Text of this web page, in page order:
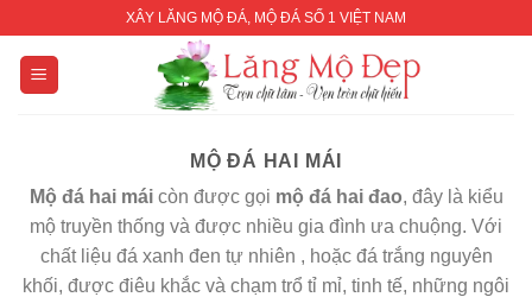
content
XÂY LĂNG MỘ ĐÁ, MỘ ĐÁ SỐ 1 VIỆT NAM
MỘ ĐÁ HAI MÁI
Mộ đá hai máicòn được gọi mộ đá hai đao, đây là kiểu
mộ truyền thống và được nhiều gia đình ưa chuộng. Với
chất liệu đá xanh đen tự nhiên , hoặc đá trắng nguyên
khối, được điêu khắc và chạm trổ tỉ mỉ, tinh tế, những ngôi